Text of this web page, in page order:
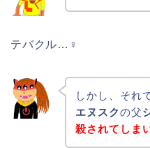
テバクル…♀
しかし、それ
エヌスクの父
殺されてしま